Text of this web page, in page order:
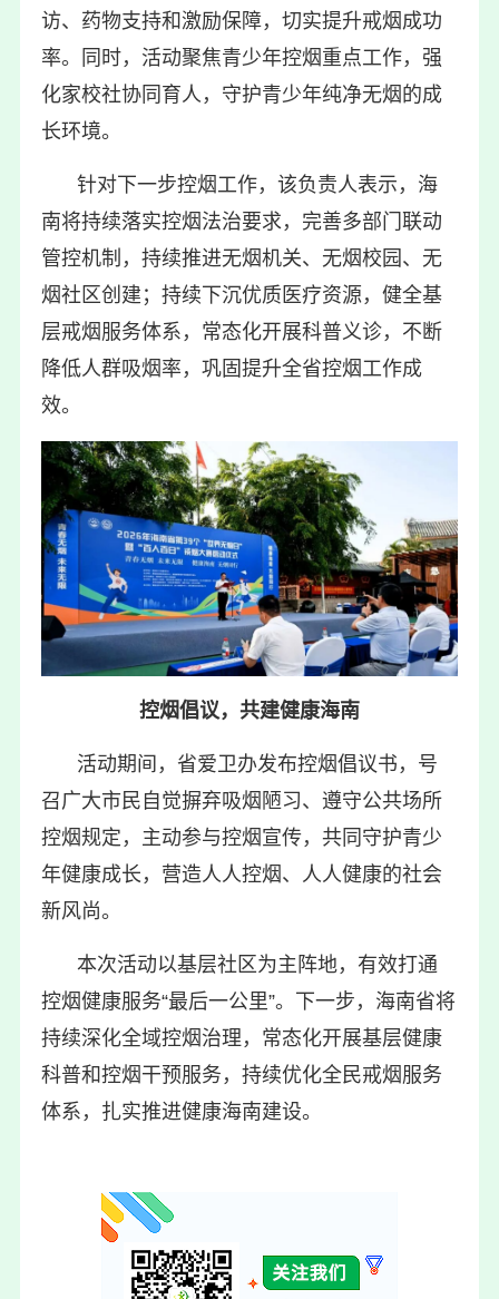
访、药物支持和激励保障，切实提升戒烟成功
率。同时，活动聚焦青少年控烟重点工作，强
化家校社协同育人，守护青少年纯净无烟的成
长环境。
针对下一步控烟工作，该负责人表示，海
南将持续落实控烟法治要求，完善多部门联动
管控机制，持续推进无烟机关、无烟校园、无
烟社区创建；持续下沉优质医疗资源，健全基
层戒烟服务体系，常态化开展科普义诊，不断
降低人群吸烟率，巩固提升全省控烟工作成
效。
控烟倡议，共建健康海南
活动期间，省爱卫办发布控烟倡议书，号
召广大市民自觉摒弃吸烟陋习、遵守公共场所
控烟规定，主动参与控烟宣传，共同守护青少
年健康成长，营造人人控烟、人人健康的社会
新风尚。
本次活动以基层社区为主阵地，有效打通
控烟健康服务“最后一公里”。下一步，海南省将
持续深化全域控烟治理，常态化开展基层健康
科普和控烟干预服务，持续优化全民戒烟服务
体系，扎实推进健康海南建设。